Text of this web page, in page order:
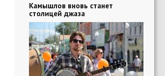
Камышлов вновь станет
столицей джаза